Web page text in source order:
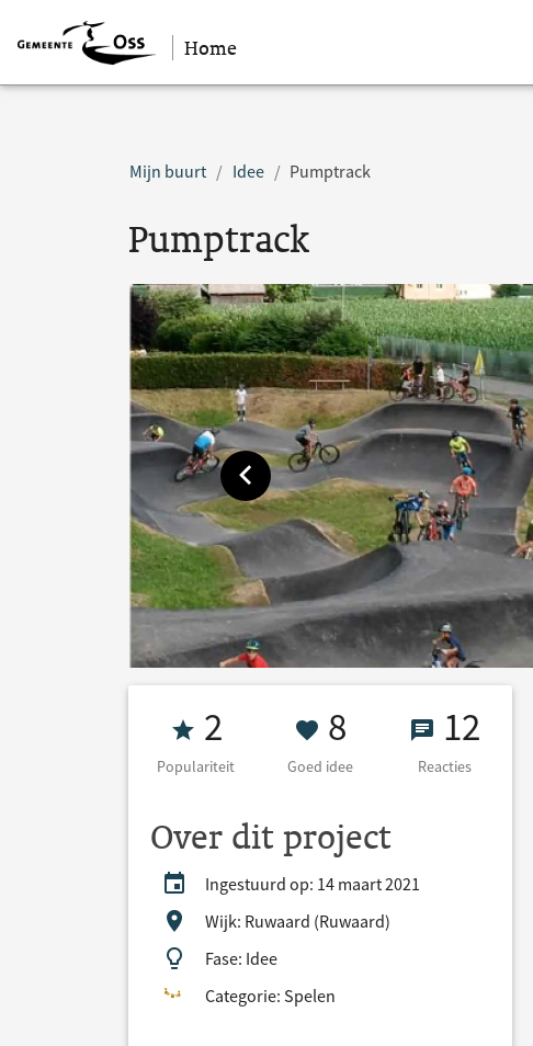
Sla navigatie over Home
Mijn buurt Idee Pumptrack
Pumptrack
Toon vorige afbeelding
Populariteit 2
2
Populariteit
8 Goed idee
8
Goed idee
1212
Reacties
Over dit project
Ingestuurd op: 14 maart 2021
Wijk: Ruwaard (Ruwaard)
Fase: Idee
Categorie: Spelen